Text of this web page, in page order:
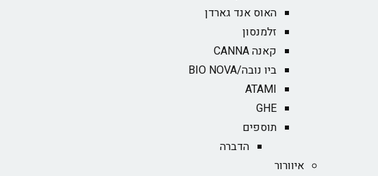
האוס אנד גארדן
זלמנסון
קאנה CANNA
ביו נובה/BIO NOVA‏
ATAMI
GHE
תוספים
הדברה
איוורור